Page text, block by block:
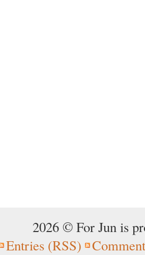
2026 © For Jun is
Entries (RSS)